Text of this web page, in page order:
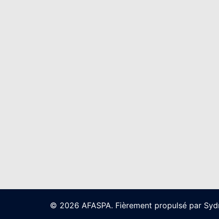
© 2026 AFASPA. Fièrement propulsé par